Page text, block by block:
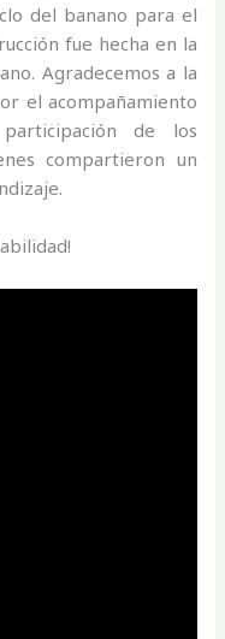
del banano para el
fue hecha en la
Agradecemos a la
el acompañamiento
de los
compartieron un